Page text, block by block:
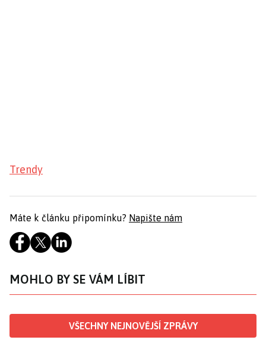
Trendy
Máte k článku připomínku? Napište nám
MOHLO BY SE VÁM LÍBIT
VŠECHNY NEJNOVĚJŠÍ ZPRÁVY